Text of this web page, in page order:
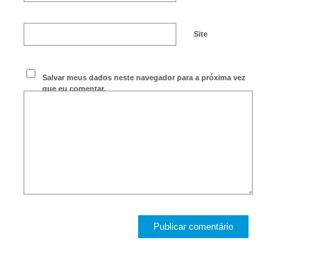
Site
Salvar meus dados neste navegador para a próxima vez
que eu comentar.